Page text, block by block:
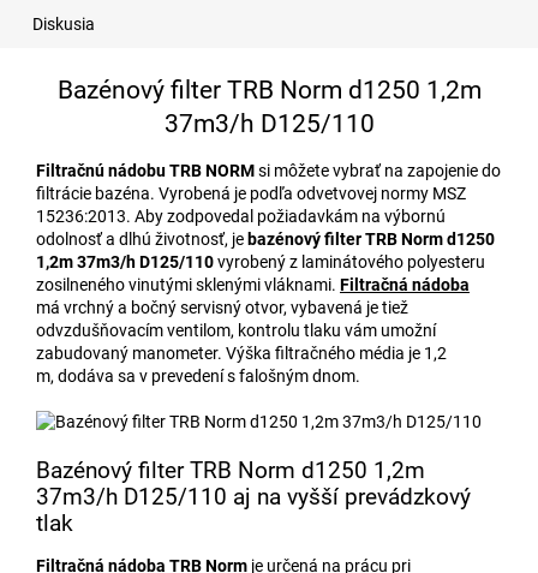
Diskusia
Bazénový filter TRB Norm d1250 1,2m
37m3/h D125/110
Filtračnú nádobu TRB NORMsi môžete vybrať na zapojenie do
filtrácie bazéna. Vyrobená je podľa odvetvovej normy MSZ
15236:2013. Aby zodpovedal požiadavkám na výbornú
odolnosť a dlhú životnosť, je bazénový filter TRB Norm d1250
1,2m 37m3/h D125/110vyrobený z laminátového polyesteru
zosilneného vinutými sklenými vláknami. Filtračná nádoba
má vrchný a bočný servisný otvor, vybavená je tiež
odvzdušňovacím ventilom, kontrolu tlaku vám umožní
zabudovaný manometer. Výška filtračného média je 1,2
m, dodáva sa v prevedení s falošným dnom.
Bazénový filter TRB Norm d1250 1,2m
37m3/h D125/110 aj na vyšší prevádzkový
tlak
Filtračná nádoba TRB Norm je určená na prácu pri